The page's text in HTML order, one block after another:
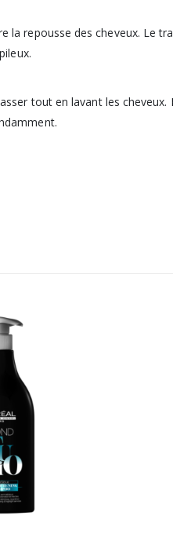
la repousse des cheveux. Le
tout en lavant les